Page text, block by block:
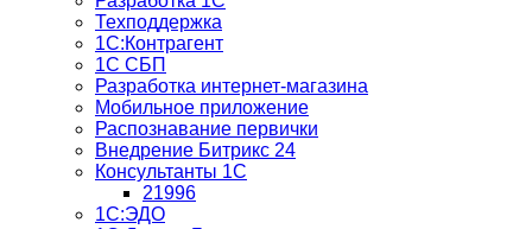
Техподдержка
1С:Контрагент
1С СБП
Разработка интернет-магазина
Мобильное приложение
Распознавание первички
Внедрение Битрикс 24
Консультанты 1С
21996
1С:ЭДО